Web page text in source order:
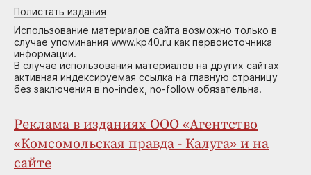
Полистать издания
Использование материалов сайта возможно только в
случае упоминания www.kp40.ru как первоисточника
информации.
В случае использования материалов на других сайтах
активная индексируемая ссылка на главную страницу
без заключения в no-index, no-follow обязательна.
Реклама в изданиях ООО «Агентство
«Комсомольская правда - Калуга» и на
сайте